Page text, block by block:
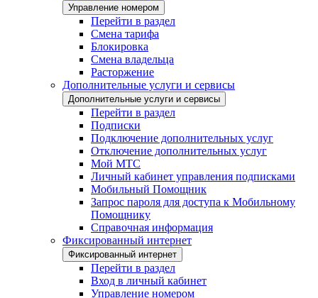
Управление номером
Перейти в раздел
Смена тарифа
Блокировка
Смена владельца
Расторжение
Дополнительные услуги и сервисы
Дополнительные услуги и сервисы
Перейти в раздел
Подписки
Подключение дополнительных услуг
Отключение дополнительных услуг
Мой МТС
Личный кабинет управления подписками
Мобильный Помощник
Запрос пароля для доступа к Мобильному
Помощнику
Справочная информация
Фиксированный интернет
Фиксированный интернет
Перейти в раздел
Вход в личный кабинет
Управление номером